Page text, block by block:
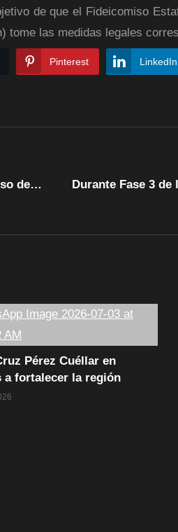
de que el Fideicomiso
tome las medidas legales
Pinterest LinkedIn
Registra Chihuahua rápido ascenso de casos de COVID-19, advierte Salud
Pérez Cuéllar en
a fortalecer la región